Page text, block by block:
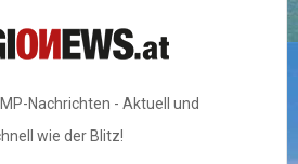
Nachrichten - Aktuell und
wie der Blitz!